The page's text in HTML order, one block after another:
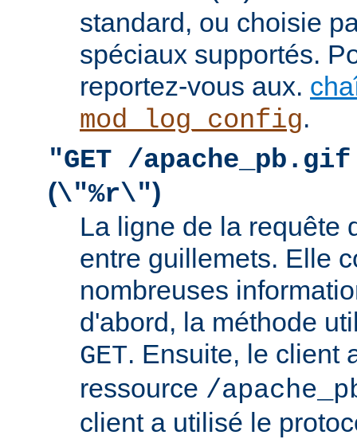
standard, ou choisie
spéciaux supportés.
reportez-vous aux.
mod_log_config.
"GET /
(\"%r\")
La ligne de la requête
entre guillemets. Elle
nombreuses
d'abord, la méthode
GET. Ensuite, le client
ressource /
client a utilisé le